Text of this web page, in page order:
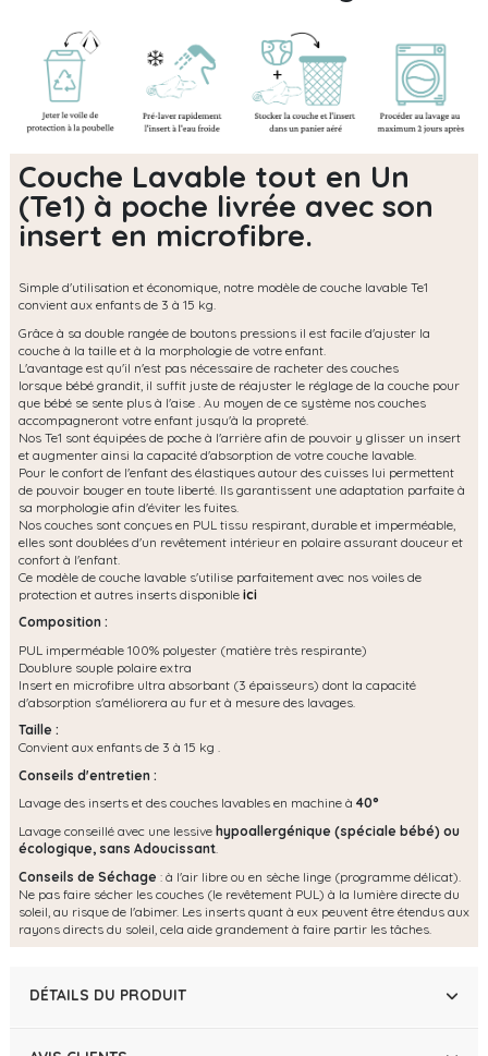
Couche Lavable tout en Un
(Te1) à poche livrée avec son
insert en microfibre.
Simple d'utilisation et économique, notre modèle de couche lavable Te1
convient aux enfants de 3 à 15 kg.
Grâce à sa double rangée de boutons pressions il est facile d'ajuster la
couche à la taille et à la morphologie de votre enfant.
L'avantage est qu'il n'est pas nécessaire de racheter des couches
lorsque bébé grandit, il suffit juste de réajuster le réglage de la couche pour
que bébé se sente plus à l'aise . Au moyen de ce système nos couches
accompagneront votre enfant jusqu'à la propreté.
Nos Te1 sont équipées de poche à l'arrière afin de pouvoir y glisser un insert
et augmenter ainsi la capacité d'absorption de votre couche lavable.
Pour le confort de l'enfant des élastiques autour des cuisses lui permettent
de pouvoir bouger en toute liberté. Ils garantissent une adaptation parfaite à
sa morphologie afin d'éviter les fuites.
Nos couches sont conçues en PUL tissu respirant, durable et imperméable,
elles sont doublées d'un revêtement intérieur en polaire assurant douceur et
confort à l'enfant.
Ce modèle de couche lavable s'utilise parfaitement avec nos voiles de
protection et autres inserts disponible ici
Composition :
PUL imperméable 100% polyester (matière très respirante)
Doublure souple polaire extra
Insert en microfibre ultra absorbant (3 épaisseurs) dont la capacité
d'absorption s'améliorera au fur et à mesure des lavages.
Taille :
Convient aux enfants de 3 à 15 kg .
Conseils d'entretien :
Lavage des inserts et des couches lavables en machine à 40°
Lavage conseillé avec une lessive hypoallergénique (spéciale bébé) ou
écologique, sans Adoucissant.
Conseils de Séchage : à l'air libre ou en sèche linge (programme délicat).
Ne pas faire sécher les couches (le revêtement PUL) à la lumière directe du
soleil, au risque de l'abimer. Les inserts quant à eux peuvent être étendus aux
rayons directs du soleil, cela aide grandement à faire partir les tâches.
DÉTAILS DU PRODUIT